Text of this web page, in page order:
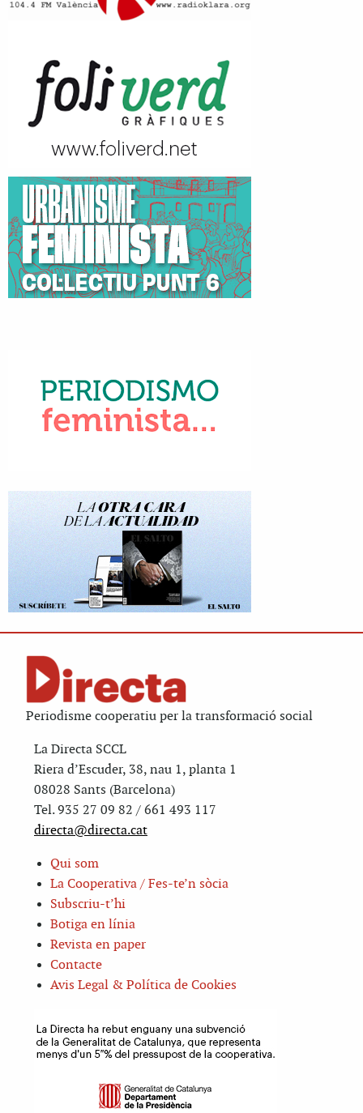
Periodisme cooperatiu per la transformació social
La Directa SCCL
Riera d’Escuder, 38, nau 1, planta 1
08028 Sants (Barcelona)
Tel. 935 27 09 82 / 661 493 117
directa@directa.cat
Qui som
La Cooperativa / Fes-te’n sòcia
Subscriu-t’hi
Botiga en línia
Revista en paper
Contacte
Avis Legal & Política de Cookies